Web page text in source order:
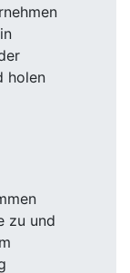
holen
zu und